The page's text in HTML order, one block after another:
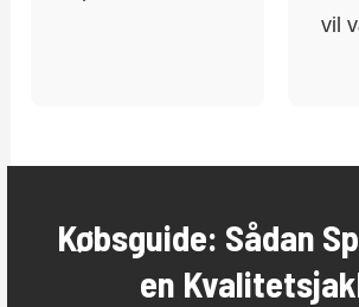
vil
Købsguide: Sådan
en